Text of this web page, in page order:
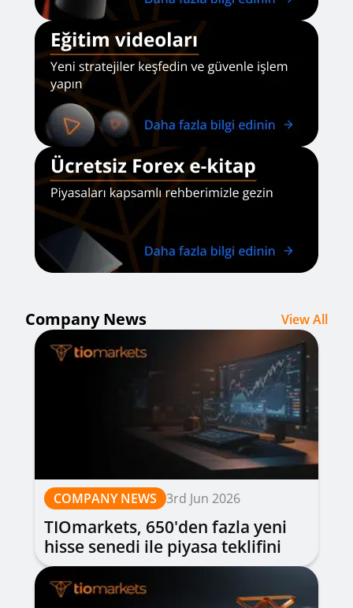
Company News View All
COMPANY NEWS 3rd Jun 2026
TIOmarkets, 650'den fazla yeni
hisse senedi ile piyasa teklifini
genişletiyor